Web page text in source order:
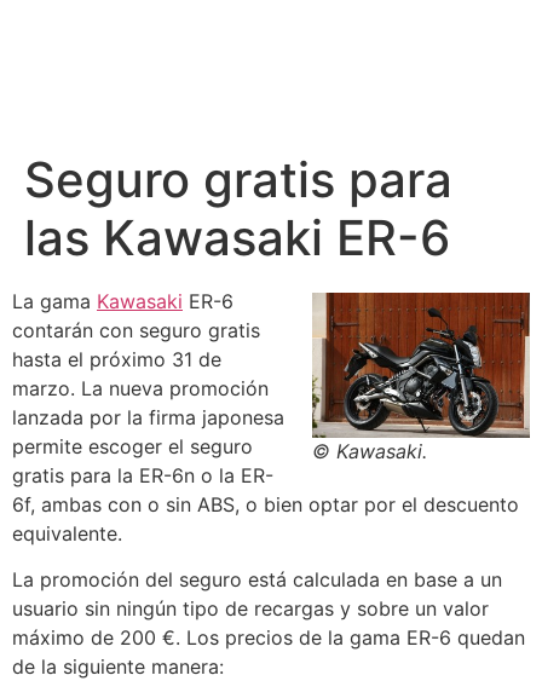
Seguro gratis para
las Kawasaki ER-6
© Kawasaki.
La gama Kawasaki ER-6
contarán con seguro gratis
hasta el próximo 31 de
marzo. La nueva promoción
lanzada por la firma japonesa
permite escoger el seguro
gratis para la ER-6n o la ER-
6f, ambas con o sin ABS, o bien optar por el descuento
equivalente.
La promoción del seguro está calculada en base a un
usuario sin ningún tipo de recargas y sobre un valor
máximo de 200 €. Los precios de la gama ER-6 quedan
de la siguiente manera: